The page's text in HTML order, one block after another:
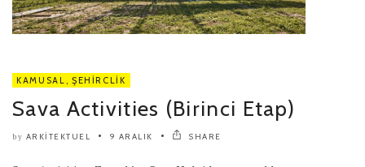
KAMUSAL , ŞEHIRCLIK
Sava Activities (Birinci Etap)
by ARKITEKTUEL 9 ARALIK SHARE